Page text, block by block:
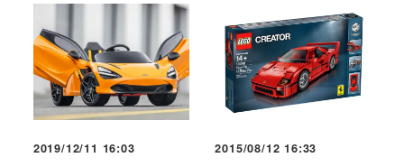
2019/12/11 16:03 2015/08/12 16:33